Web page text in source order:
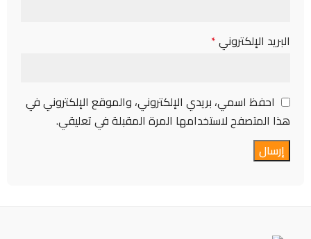
البريد الإلكتروني*
احفظ اسمي، بريدي الإلكتروني، والموقع الإلكتروني في
هذا المتصفح لاستخدامها المرة المقبلة في تعليقي.